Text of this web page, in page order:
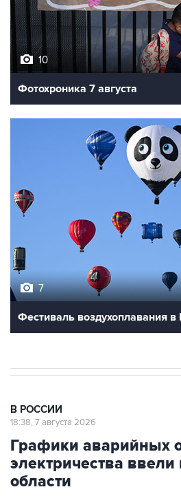
10
Фотохроника 7 августа
7
Фестиваль воздухоплавания в
В РОССИИ
18:38, 7 августа 2026
Графики аварийных
электричества
области